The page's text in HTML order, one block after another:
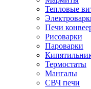
Тепловые
Печи
Рисоварки
Пароварки
Термостаты
Мангалы
СВЧ печи